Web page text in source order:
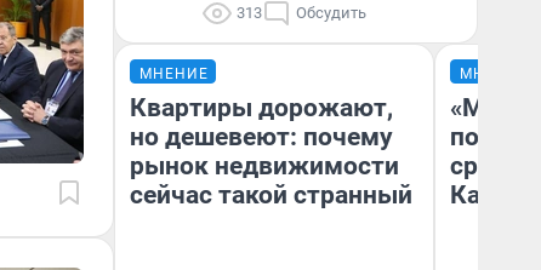
313 Обсудить
МНЕНИЕ
Квартиры дорожают,
но дешевеют: почему
рынок недвижимости
сейчас такой странный
МНЕНИЕ